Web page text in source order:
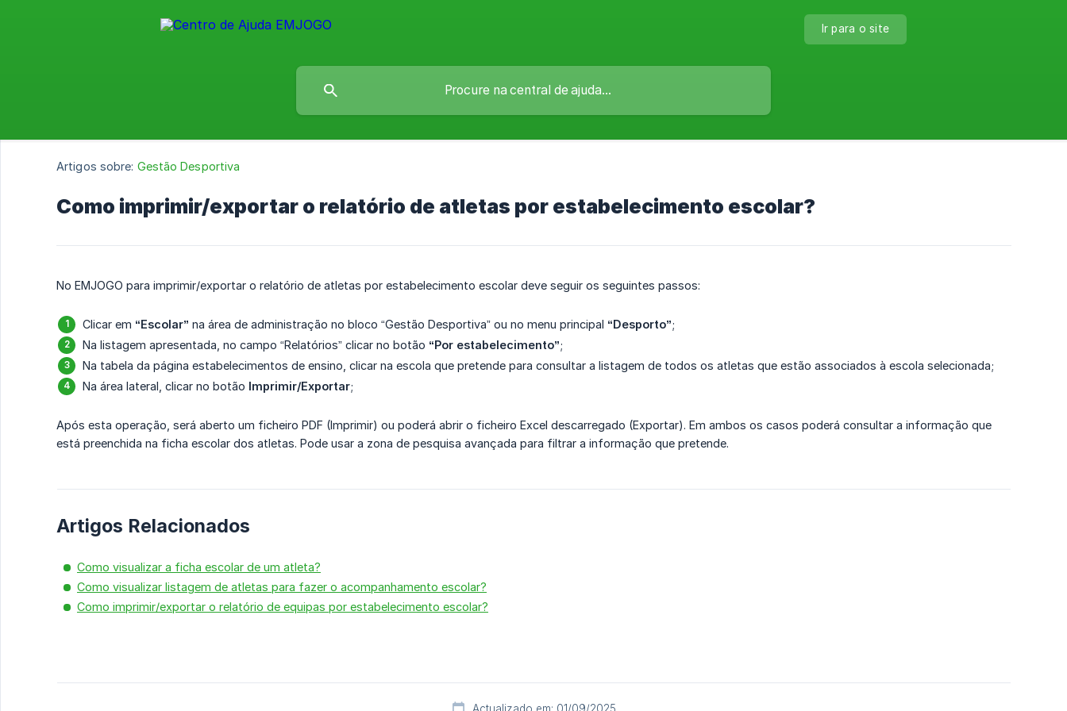
Ir para o site
Artigos sobre: Gestão Desportiva
Como imprimir/exportar o relatório de atletas por estabelecimento escolar?
No EMJOGO para imprimir/exportar o relatório de atletas por estabelecimento escolar deve seguir os seguintes passos:
Clicar em “Escolar” na área de administração no bloco “Gestão Desportiva” ou no menu principal “Desporto”;
Na listagem apresentada, no campo “Relatórios” clicar no botão “Por estabelecimento”;
Na tabela da página estabelecimentos de ensino, clicar na escola que pretende para consultar a listagem de todos os atletas que estão associados à escola selecionada;
Na área lateral, clicar no botão Imprimir/Exportar;
Após esta operação, será aberto um ficheiro PDF (Imprimir) ou poderá abrir o ficheiro Excel descarregado (Exportar). Em ambos os casos poderá consultar a informação que
está preenchida na ficha escolar dos atletas. Pode usar a zona de pesquisa avançada para filtrar a informação que pretende.
Artigos Relacionados
Como visualizar a ficha escolar de um atleta?
Como visualizar listagem de atletas para fazer o acompanhamento escolar?
Como imprimir/exportar o relatório de equipas por estabelecimento escolar?